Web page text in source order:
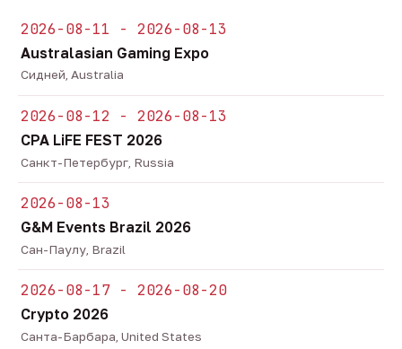
2026-08-11 - 2026-08-13
Australasian Gaming Expo
Сидней, Australia
2026-08-12 - 2026-08-13
CPA LiFE FEST 2026
Санкт-Петербург, Russia
2026-08-13
G&M Events Brazil 2026
Сан-Паулу, Brazil
2026-08-17 - 2026-08-20
Crypto 2026
Санта-Барбара, United States